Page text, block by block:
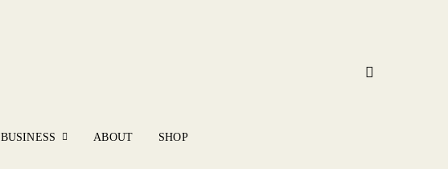
BUSINESS ABOUT SHOP